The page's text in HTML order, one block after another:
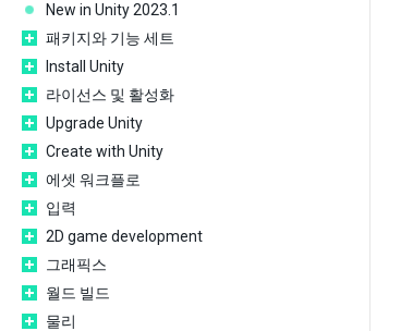
New in Unity 2023.1
패키지와 기능 세트
Install Unity
라이선스 및 활성화
Upgrade Unity
Create with Unity
에셋 워크플로
입력
2D game development
그래픽스
월드 빌드
물리